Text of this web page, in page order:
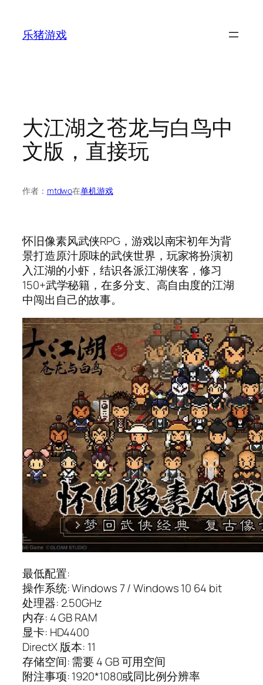
乐猪游戏
大江湖之苍龙与白鸟中
文版，直接玩
作者： mtdwo在单机游戏
怀旧像素风武侠RPG，游戏以南宋初年为背
景打造原汁原味的武侠世界，玩家将扮演初
入江湖的小虾，结识各派江湖侠客，修习
150+武学秘籍，在多分支、高自由度的江湖
中闯出自己的故事。
最低配置:
操作系统: Windows 7 / Windows 10 64 bit
处理器: 2.50GHz
内存: 4 GB RAM
显卡: HD4400
DirectX 版本: 11
存储空间: 需要 4 GB 可用空间
附注事项: 1920*1080或同比例分辨率